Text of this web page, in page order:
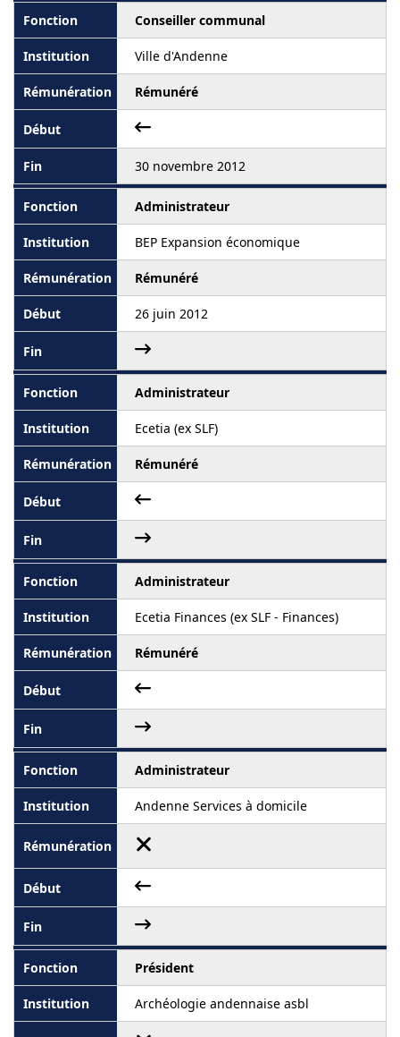
Conseiller communal
Ville d'Andenne
Rémunéré
30 novembre 2012
Administrateur
BEP Expansion économique
Rémunéré
26 juin 2012
Administrateur
Ecetia (ex SLF)
Rémunéré
Administrateur
Ecetia Finances (ex SLF - Finances)
Rémunéré
Administrateur
Andenne Services à domicile
Président
Archéologie andennaise asbl